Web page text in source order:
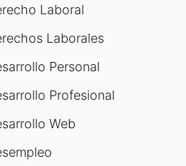
Laboral
Laborales
Personal
Profesional
Web